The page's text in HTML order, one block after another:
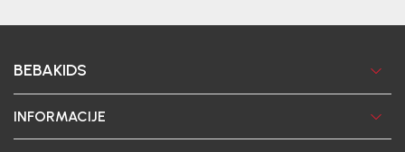
BEBAKIDS
INFORMACIJE